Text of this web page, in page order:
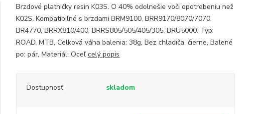
Brzdové platničky resin K03S. O 40% odolnešie voči opotrebeniu než
K02S. Kompatibilné s brzdami BRM9100, BRR9170/8070/7070,
BR4770, BRRX810/400, BRRS805/505/405/305, BRU5000. Typ:
ROAD, MTB, Celková váha balenia: 38g, Bez chladiča, čierne, Balené
po: pár, Materiál: Oceľ celý popis
Dostupnosť skladom